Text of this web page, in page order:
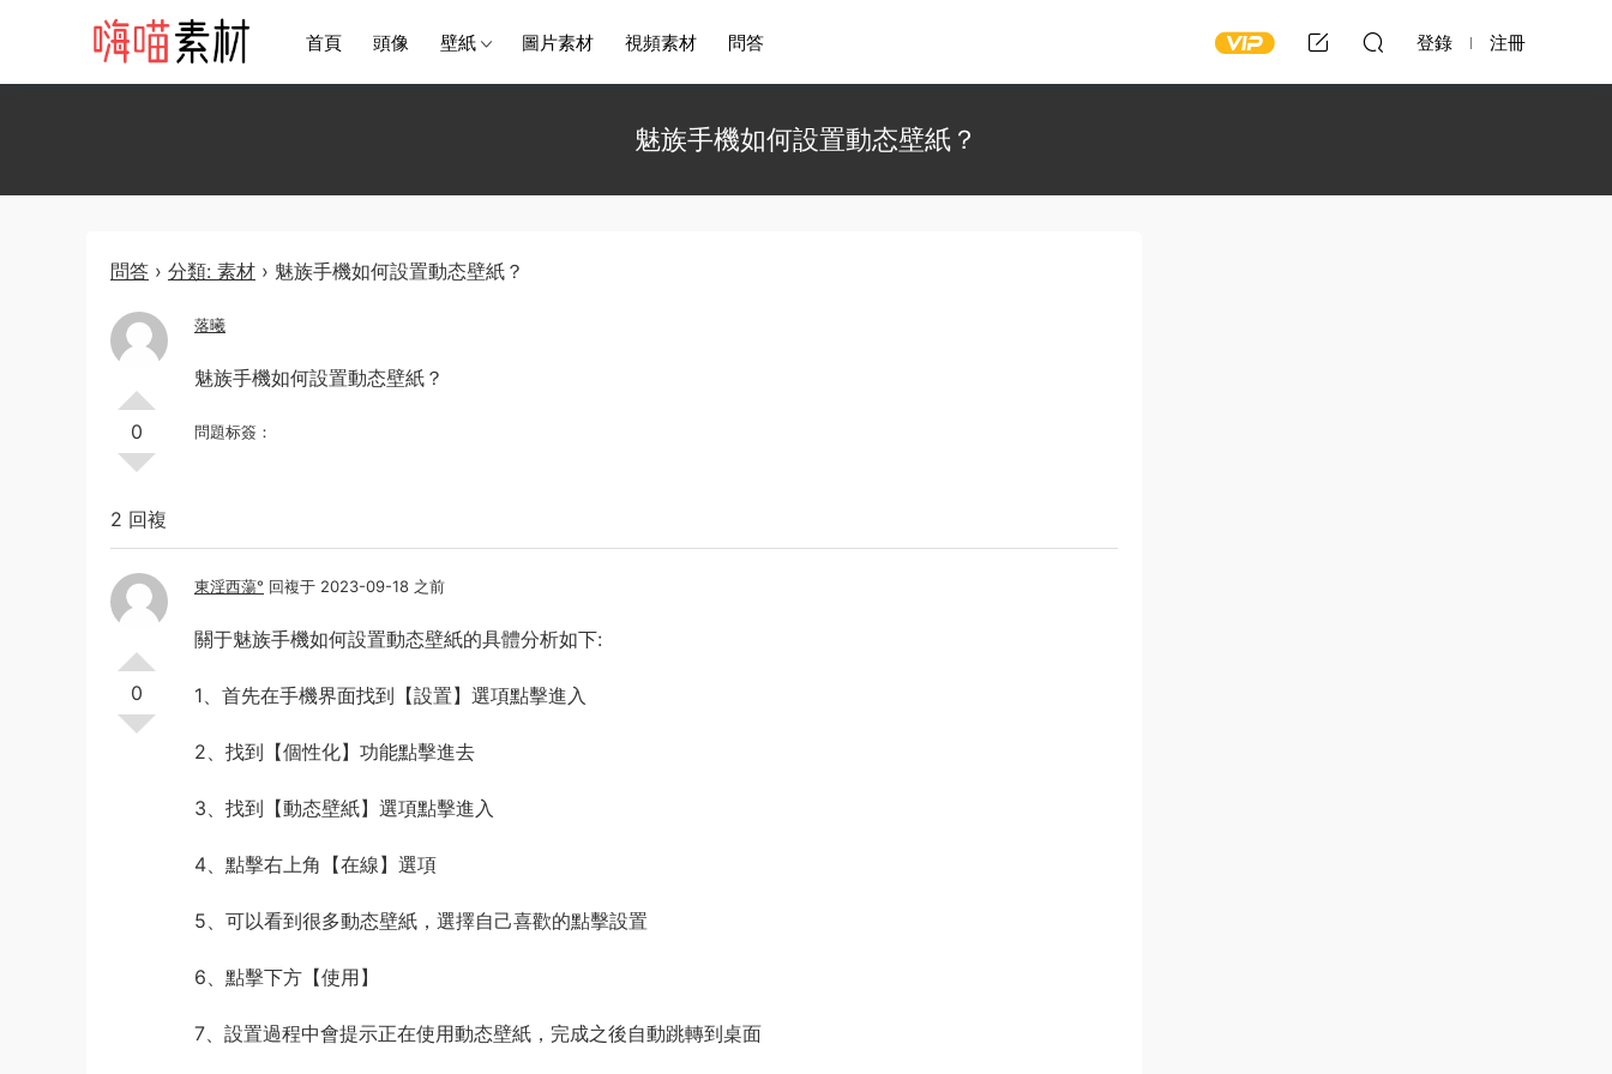
首頁 頭像 壁紙 圖片素材 視頻素材 問答 登錄 注冊
魅族手機如何設置動态壁紙？
問答 › 分類: 素材 › 魅族手機如何設置動态壁紙？
0
落曦
魅族手機如何設置動态壁紙？
問題标簽：
2 回複
0
東淫西蕩° 回複于 2023-09-18 之前
關于魅族手機如何設置動态壁紙的具體分析如下:
1、首先在手機界面找到【設置】選項點擊進入
2、找到【個性化】功能點擊進去
3、找到【動态壁紙】選項點擊進入
4、點擊右上角【在線】選項
5、可以看到很多動态壁紙，選擇自己喜歡的點擊設置
6、點擊下方【使用】
7、設置過程中會提示正在使用動态壁紙，完成之後自動跳轉到桌面